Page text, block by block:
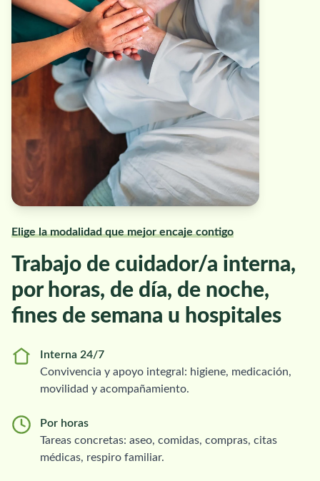
Elige la modalidad que mejor encaje contigo
Trabajo de cuidador/a interna,
por horas, de día, de noche,
fines de semana u hospitales
Interna 24/7
Convivencia y apoyo integral: higiene, medicación,
movilidad y acompañamiento.
Por horas
Tareas concretas: aseo, comidas, compras, citas
médicas, respiro familiar.